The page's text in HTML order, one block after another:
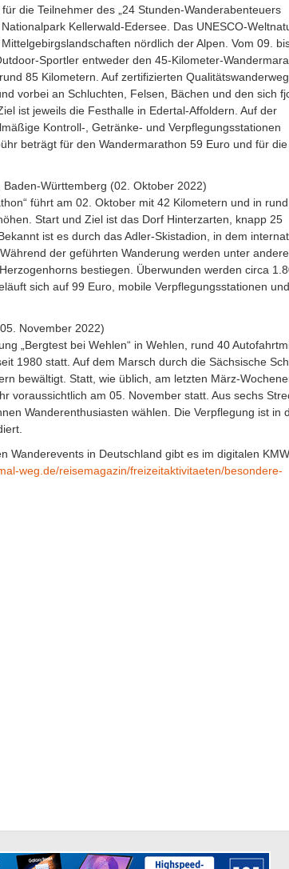
die Teilnehmer des „24 Stunden-Wanderabenteuers
Kellerwald-Edersee. Das UNESCO-
nördlich der Alpen. Vom 09.
Sportler entweder den 45-Kilometer-
85 Kilometern. Auf zertifizierten
vorbei an Schluchten, Felsen, Bächen und den sich
ist jeweils die Festhalle in Edertal-Affoldern. Auf der
Kontroll-, Getränke- und Verpflegungsstationen
beträgt für den Wandermarathon 59 Euro und für die
Württemberg (02. Oktober 2022)
führt am 02. Oktober mit 42 Kilometern und in
Start und Ziel ist das Dorf Hinterzarten, knapp 25
ist es durch das Adler-Skistadion, in dem
der geführten Wanderung werden unter
bestiegen. Überwunden werden circa
sich auf 99 Euro, mobile Verpflegungsstationen
November 2022)
„Bergtest bei Wehlen“ in Wehlen, rund 40
1980 statt. Auf dem Marsch durch die Sächsische
bewältigt. Statt, wie üblich, am letzten März-
voraussichtlich am 05. November statt. Aus sechs
Wanderenthusiasten wählen. Die Verpflegung ist in
Wanderevents in Deutschland gibt es im digitalen
weg.de/reisemagazin/freizeitaktivitaeten/besondere-